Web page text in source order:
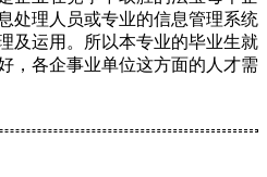
处理人员或专业的信息管理系统
及运用。所以本专业的毕业生就
，各企事业单位这方面的人才需